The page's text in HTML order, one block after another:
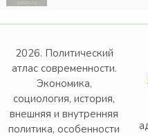
2026. Политический
атлас современности.
Экономика,
социология, история,
внешняя и внутренняя
политика, особенности